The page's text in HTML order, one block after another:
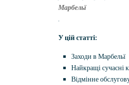
Марбельї
У цій статті:
Заходи в Марбельї
Найкращі сучасні
Відмінне